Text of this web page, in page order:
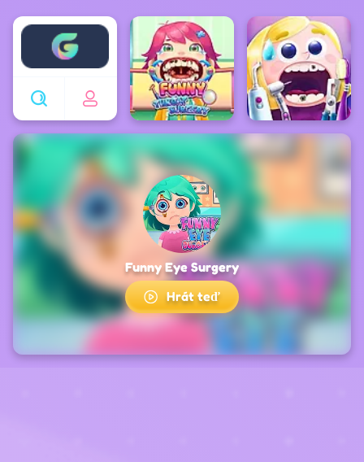
Enjoy4fun
Funny Eye Surgery
Hrát teď